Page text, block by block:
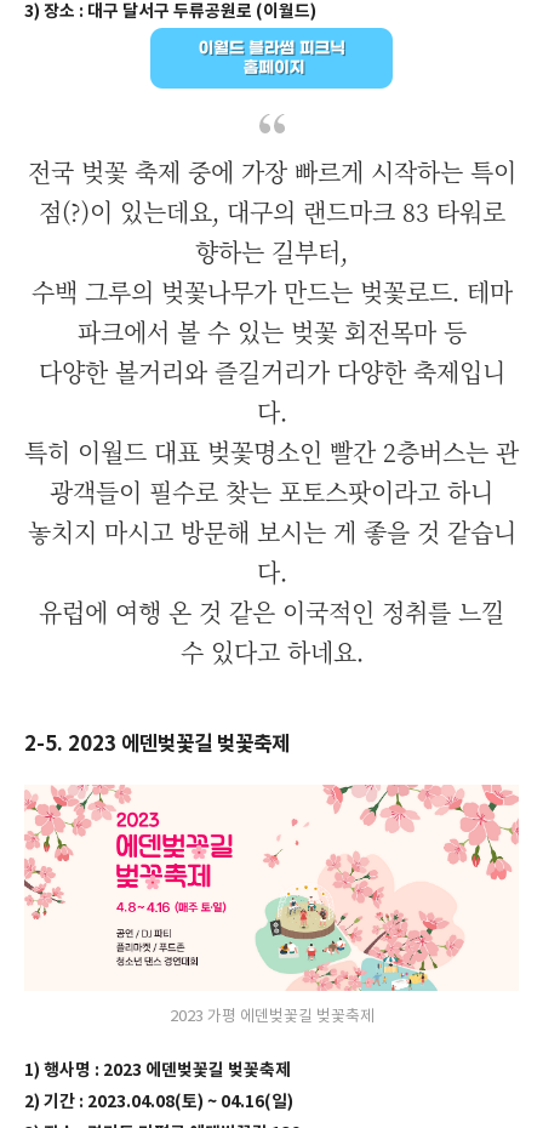
3) 장소 : 대구 달서구 두류공원로 (이월드)
전국 벚꽃 축제 중에 가장 빠르게 시작하는 특이
점(?)이 있는데요, 대구의 랜드마크 83 타워로
향하는 길부터,
수백 그루의 벚꽃나무가 만드는 벚꽃로드. 테마
파크에서 볼 수 있는 벚꽃 회전목마 등
다양한 볼거리와 즐길거리가 다양한 축제입니
다.
특히 이월드 대표 벚꽃명소인 빨간 2층버스는 관
광객들이 필수로 찾는 포토스팟이라고 하니
놓치지 마시고 방문해 보시는 게 좋을 것 같습니
다.
유럽에 여행 온 것 같은 이국적인 정취를 느낄
수 있다고 하네요.
2-5. 2023 에덴벚꽃길 벚꽃축제
2023 가평 에덴벚꽃길 벚꽃축제
1) 행사명 : 2023 에덴벚꽃길 벚꽃축제
2) 기간 : 2023.04.08(토) ~ 04.16(일)